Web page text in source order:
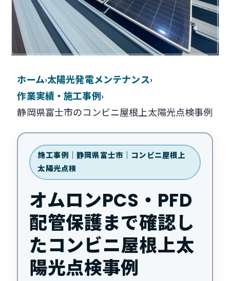
ホーム›太陽光発電メンテナンス›
作業実績・施工事例›
静岡県富士市のコンビニ屋根上太陽光点検事例
施工事例｜静岡県富士市｜コンビニ屋根上
太陽光点検
オムロンPCS・PFD
配管保護まで確認し
たコンビニ屋根上太
陽光点検事例